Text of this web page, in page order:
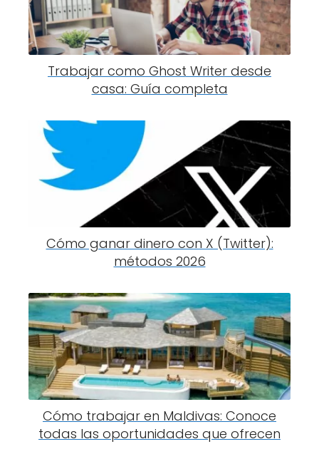
Trabajar como Ghost Writer desde
casa: Guía completa
Cómo ganar dinero con X (Twitter):
métodos 2026
Cómo trabajar en Maldivas: Conoce
todas las oportunidades que ofrecen